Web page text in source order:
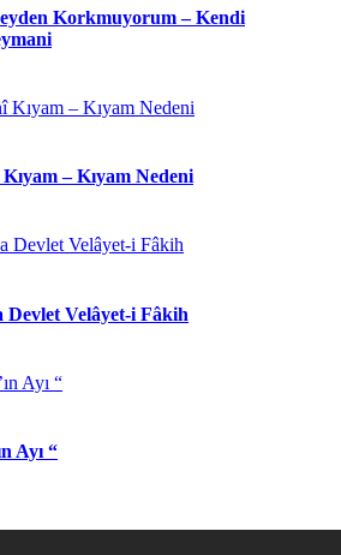
Korkmuyorum – Kendi
– Kıyam Nedeni
Devlet Velâyet-i Fâkih
Ayı “